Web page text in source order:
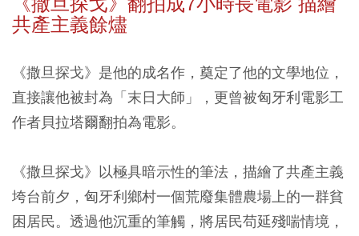
共產主義餘燼
《撒旦探戈》是他的成名作，奠定了他的文學地位，
直接讓他被封為「末日大師」，更曾被匈牙利電影工
作者貝拉塔爾翻拍為電影。
《撒旦探戈》以極具暗示性的筆法，描繪了共產主義
垮台前夕，匈牙利鄉村一個荒廢集體農場上的一群貧
困居民。透過他沉重的筆觸，將居民苟延殘喘情境，